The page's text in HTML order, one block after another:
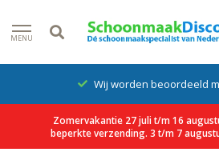
MENU
Wij worden beoordeeld
Zomervakantie 27 juli t/m 16
beperkte verzending. 3 t/m 7